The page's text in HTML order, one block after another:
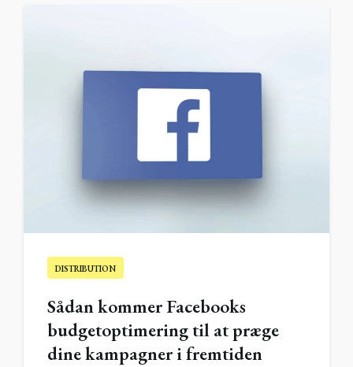
DISTRIBUTION
Sådan kommer Facebooks
budgetoptimering til at præge
dine kampagner i fremtiden